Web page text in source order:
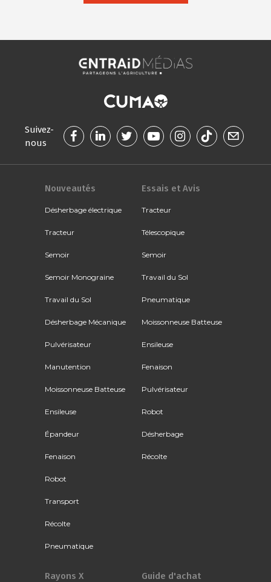
Suivez-
nous
Nouveautés
Désherbage électrique
Tracteur
Semoir
Semoir Monograine
Travail du Sol
Désherbage Mécanique
Pulvérisateur
Manutention
Moissonneuse Batteuse
Ensileuse
Épandeur
Fenaison
Robot
Transport
Récolte
Pneumatique
Essais et Avis
Tracteur
Télescopique
Semoir
Travail du Sol
Pneumatique
Moissonneuse Batteuse
Ensileuse
Fenaison
Pulvérisateur
Robot
Désherbage
Récolte
Rayons X Guide d'achat